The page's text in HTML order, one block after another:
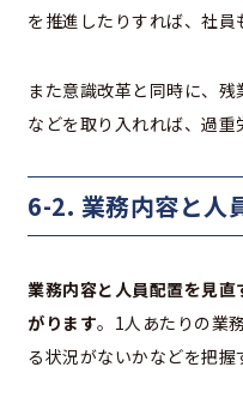
を推進したりすれば、社員
また意識改革と同時に、
などを取り入れれば、過重
6-2. 業務内容と人
業務内容と人員配置を見
がります。1人あたりの業
る状況がないかなどを把握